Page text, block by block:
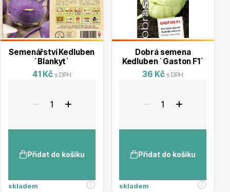
Nářadí, příslušenství
Postřiky, přípravky
Semenářství Kedluben
´Blankyt´
41 Kč s DPH
Přidat do košíku
skladem
Dobrá semena
Kedluben ´Gaston F1´
36 Kč s DPH
Přidat do košíku
skladem